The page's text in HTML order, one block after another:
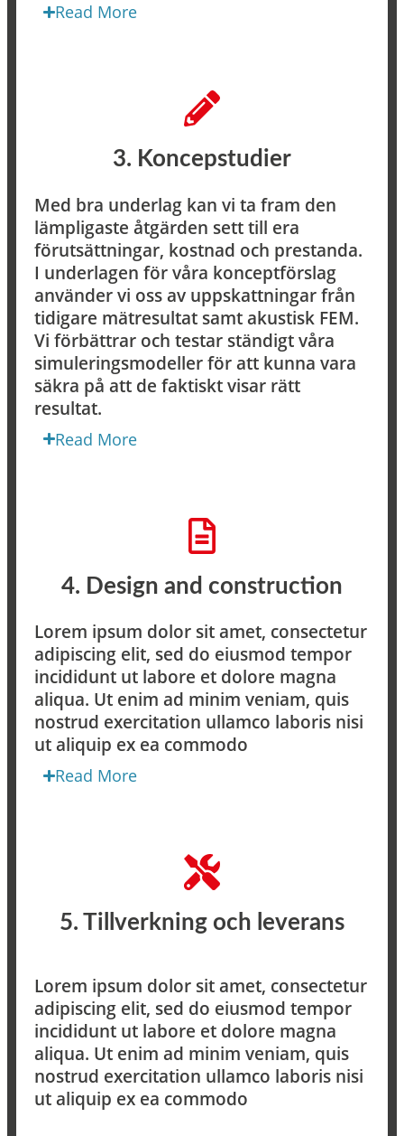
Read More
3. Koncepstudier
Med bra underlag kan vi ta fram den
lämpligaste åtgärden sett till era
förutsättningar, kostnad och prestanda.
I underlagen för våra konceptförslag
använder vi oss av uppskattningar från
tidigare mätresultat samt akustisk FEM.
Vi förbättrar och testar ständigt våra
simuleringsmodeller för att kunna vara
säkra på att de faktiskt visar rätt
resultat.
Read More
4. Design and construction​​
Lorem ipsum dolor sit amet, consectetur
adipiscing elit, sed do eiusmod tempor
incididunt ut labore et dolore magna
aliqua. Ut enim ad minim veniam, quis
nostrud exercitation ullamco laboris nisi
ut aliquip ex ea commodo
Read More
5. Tillverkning och leverans
Lorem ipsum dolor sit amet, consectetur
adipiscing elit, sed do eiusmod tempor
incididunt ut labore et dolore magna
aliqua. Ut enim ad minim veniam, quis
nostrud exercitation ullamco laboris nisi
ut aliquip ex ea commodo